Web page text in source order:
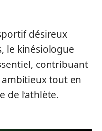
désireux
le kinésiologue
contribuant
tout en
de l’athlète.